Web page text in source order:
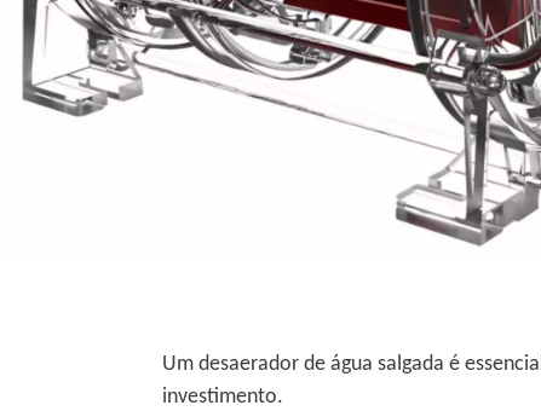
Um desaerador de água salgada é
investimento.